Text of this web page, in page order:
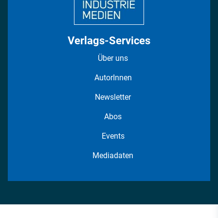
Verlags-Services
Über uns
AutorInnen
Newsletter
Abos
Events
Mediadaten